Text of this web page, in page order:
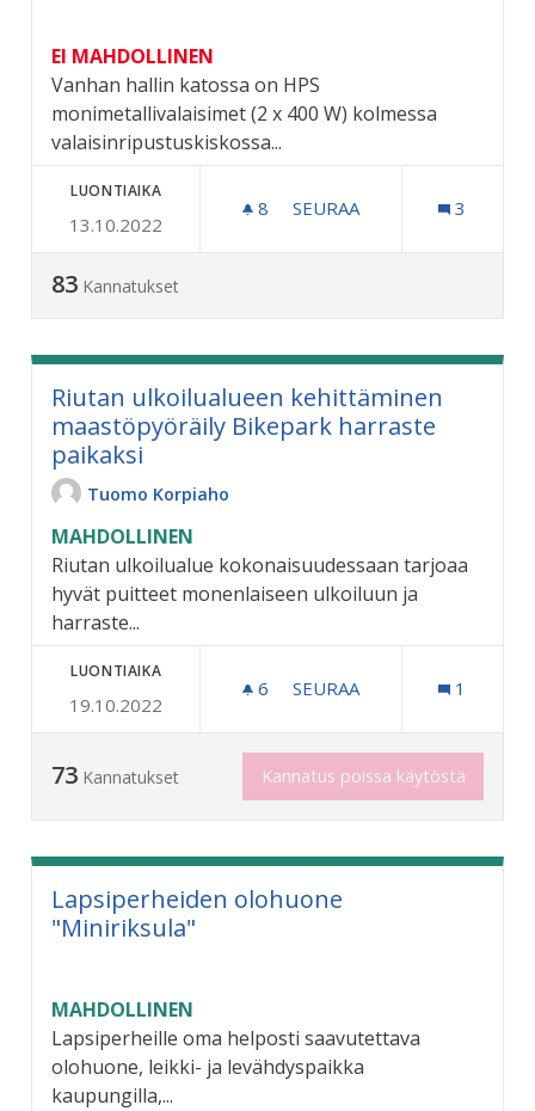
EI MAHDOLLINEN
Vanhan hallin katossa on HPS
monimetallivalaisimet (2 x 400 W) kolmessa
valaisinripustuskiskossa...
LUONTIAIKA
13.10.2022
8 8 SEURAAJAA
SEURAA 3
83 Kannatukset
Riutan ulkoilualueen kehittäminen
maastöpyöräily Bikepark harraste
paikaksi
Tuomo Korpiaho
MAHDOLLINEN
Riutan ulkoilualue kokonaisuudessaan tarjoaa
hyvät puitteet monenlaiseen ulkoiluun ja
harraste...
LUONTIAIKA
19.10.2022
6 6 SEURAAJAA
SEURAA 1
73 Kannatukset Kannatus poissa käytöstä
Lapsiperheiden olohuone
"Miniriksula"
MAHDOLLINEN
Lapsiperheille oma helposti saavutettava
olohuone, leikki- ja levähdyspaikka
kaupungilla,...